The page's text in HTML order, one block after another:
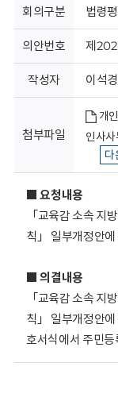
회의구분 법령
의안번호 제
작성자 이석경
첨부파일
개
인사
다
■ 요청내용
「교육감 소속 지
칙」 일부개정안
■ 의결내용
「교육감 소속 지
칙」 일부개정안
호서식에서 주민